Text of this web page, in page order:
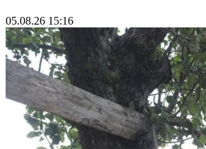
05.08.26 15:16